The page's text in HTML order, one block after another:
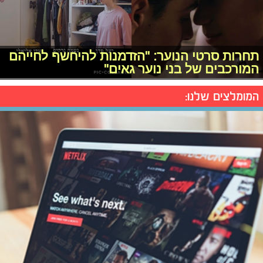
תחרות סרטי הנוער: "הזדמנות להיחשף לחייהם
המורכבים של בני נוער גאים"
המומלצים שלנו: